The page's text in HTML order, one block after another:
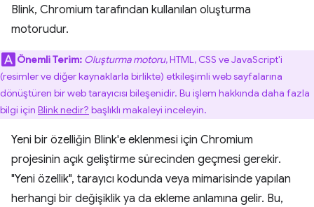
Blink, Chromium tarafından kullanılan oluşturma
motorudur.
Önemli Terim: Oluşturma motoru, HTML, CSS ve JavaScript'i
(resimler ve diğer kaynaklarla birlikte) etkileşimli web sayfalarına
dönüştüren bir web tarayıcısı bileşenidir. Bu işlem hakkında daha fazla
bilgi için Blink nedir? başlıklı makaleyi inceleyin.
Yeni bir özelliğin Blink'e eklenmesi için Chromium
projesinin açık geliştirme sürecinden geçmesi gerekir.
"Yeni özellik", tarayıcı kodunda veya mimarisinde yapılan
herhangi bir değişiklik ya da ekleme anlamına gelir. Bu,